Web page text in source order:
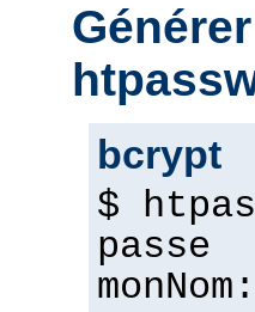
bcrypt
$
passe